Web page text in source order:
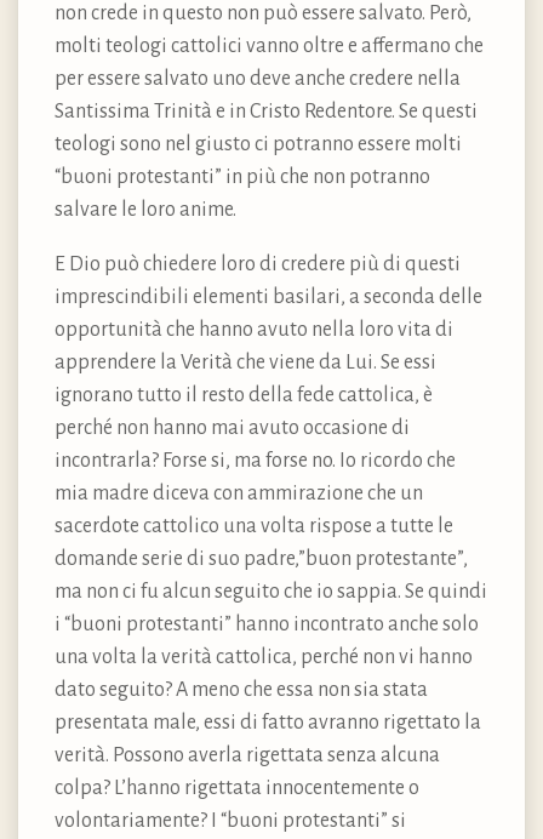
non crede in questo non può essere salvato. Però,
molti teologi cattolici vanno oltre e affermano che
per essere salvato uno deve anche credere nella
Santissima Trinità e in Cristo Redentore. Se questi
teologi sono nel giusto ci potranno essere molti
“buoni protestanti” in più che non potranno
salvare le loro anime.
E Dio può chiedere loro di credere più di questi
imprescindibili elementi basilari, a seconda delle
opportunità che hanno avuto nella loro vita di
apprendere la Verità che viene da Lui. Se essi
ignorano tutto il resto della fede cattolica, è
perché non hanno mai avuto occasione di
incontrarla? Forse si, ma forse no. Io ricordo che
mia madre diceva con ammirazione che un
sacerdote cattolico una volta rispose a tutte le
domande serie di suo padre,”buon protestante”,
ma non ci fu alcun seguito che io sappia. Se quindi
i “buoni protestanti” hanno incontrato anche solo
una volta la verità cattolica, perché non vi hanno
dato seguito? A meno che essa non sia stata
presentata male, essi di fatto avranno rigettato la
verità. Possono averla rigettata senza alcuna
colpa? L’hanno rigettata innocentemente o
volontariamente? I “buoni protestanti” si